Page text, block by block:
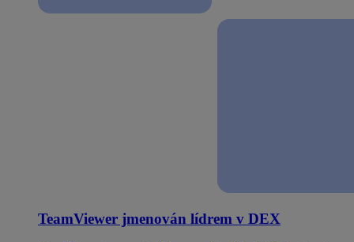
TeamViewer jmenován lídrem v DEX